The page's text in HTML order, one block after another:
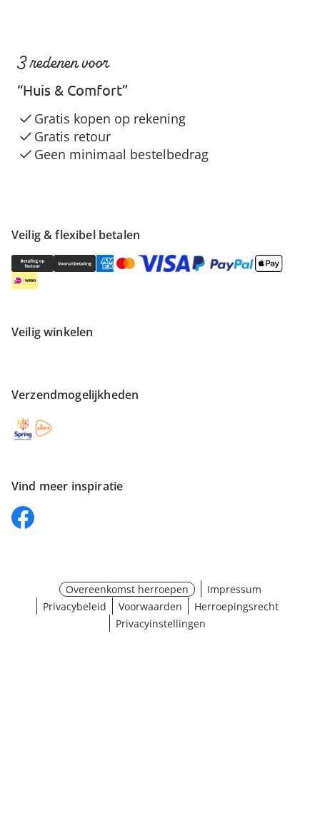
Veilig & flexibel betalen
Veilig winkelen
Verzendmogelijkheden
Vind meer inspiratie
3 redenen voor
“Huis & Comfort”
Gratis kopen op rekening
Gratis retour
Geen minimaal bestelbedrag
Overeenkomst herroepen
Impressum
Privacybeleid
Voorwaarden
Herroepingsrecht
Privacyinstellingen